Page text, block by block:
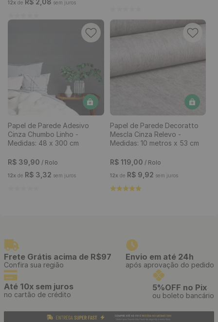
12x de R$ 2 08 sem juros
Papel de Parede Adesivo
Cinza Chumbo Linho -
Medidas: 48 x 300 cm
R$ 39,90 / Rolo
12x de R$ 3,32 sem juros
Papel de Parede Decoratto
Mescla Cinza Relevo -
Medidas: 10 metros x 53 cm
R$ 119,00 / Rolo
12x de R$ 9,92 sem juros
Frete Grátis acima de R$97
Confira sua região
Envio em até 24h
após aprovação do pedido
Até 10x sem juros
no cartão de crédito
5%OFF no Pix
ou boleto bancário